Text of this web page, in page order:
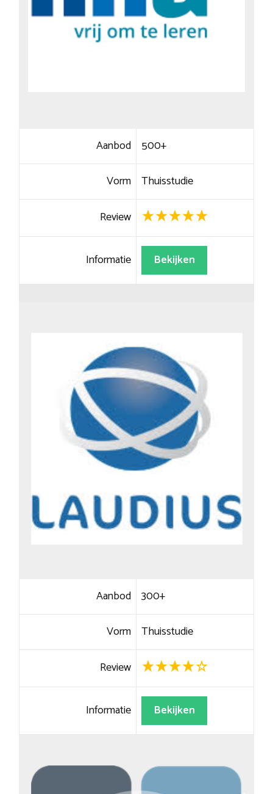
Aanbod 500+
Vorm Thuisstudie
Review
Informatie Bekijken
Aanbod 300+
Vorm Thuisstudie
Review
Informatie Bekijken